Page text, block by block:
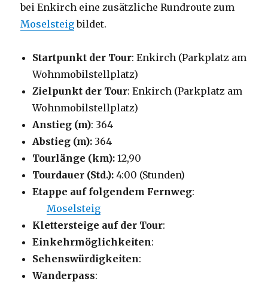
bei Enkirch eine zusätzliche Rundroute zum
Moselsteigbildet.
Startpunkt der Tour: Enkirch (Parkplatz am
Wohnmobilstellplatz)
Zielpunkt der Tour: Enkirch (Parkplatz am
Wohnmobilstellplatz)
Anstieg (m): 364
Abstieg (m): 364
Tourlänge (km):12,90
Tourdauer (Std.): 4:00 (Stunden)
Etappe auf folgendem Fernweg:
Moselsteig
Klettersteige auf der Tour:
Einkehrmöglichkeiten:
Sehenswürdigkeiten:
Wanderpass: